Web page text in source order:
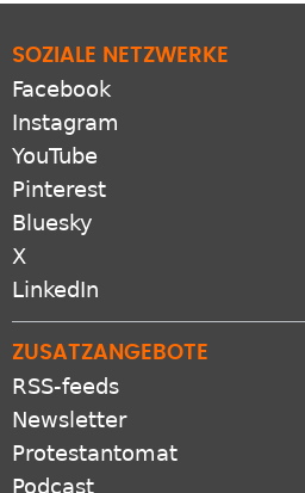
SOZIALE NETZWERKE
Facebook
Instagram
YouTube
Pinterest
Bluesky
X
LinkedIn
ZUSATZANGEBOTE
RSS-feeds
Newsletter
Protestantomat
Podcast